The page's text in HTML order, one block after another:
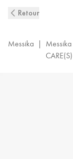
Cordon
Diamant
Retour
Messika |
Messika
CARE(S)